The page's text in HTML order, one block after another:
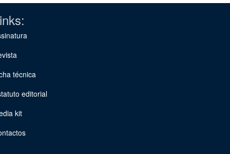
técnica
editorial
kit